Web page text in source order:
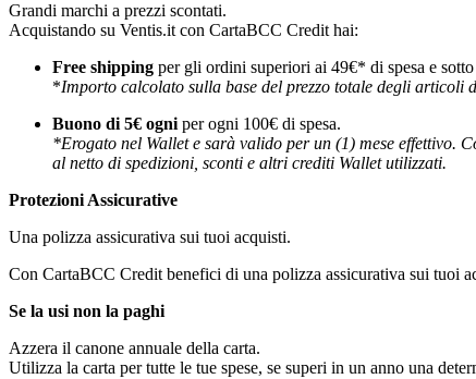
Grandi marchi a prezzi scontati.
Acquistando su Ventis.it con CartaBCC Credit hai:
Free shipping per gli ordini superiori ai 49€* di spesa e
*Importo calcolato sulla base del prezzo totale degli
Buono di 5€ ogniper ogni 100€ di spesa.
*Erogato nel Wallet e sarà valido per un (1) mese effettivo.
al netto di spedizioni, sconti e altri crediti Wallet utilizzati.
Protezioni Assicurative
Una polizza assicurativa sui tuoi acquisti.
Con CartaBCC Credit benefici di una polizza assicurativa sui tuoi
Se la usi non la paghi
Azzera il canone annuale della carta.
Utilizza la carta per tutte le tue spese, se superi in un anno una